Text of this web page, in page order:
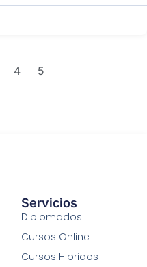
4 5
Servicios
Diplomados
Cursos Online
Cursos Hibridos